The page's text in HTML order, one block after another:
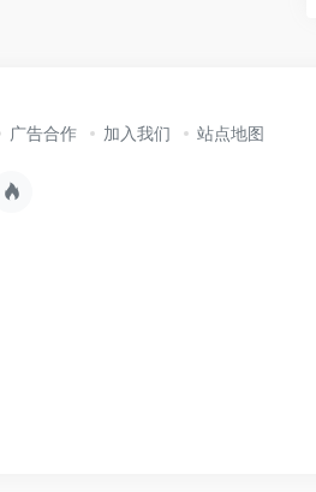
广告合作 加入我们 站点地图